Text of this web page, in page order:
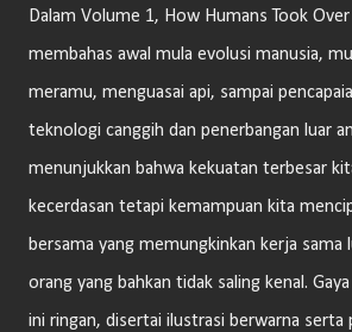
Dalam Volume 1, How Humans Took
membahas awal mula evolusi manusia,
meramu, menguasai api, sampai
teknologi canggih dan penerbangan luar
menunjukkan bahwa kekuatan terbesar
kecerdasan tetapi kemampuan kita
bersama yang memungkinkan kerja sama
orang yang bahkan tidak saling kenal.
ini ringan, disertai ilustrasi berwarna serta